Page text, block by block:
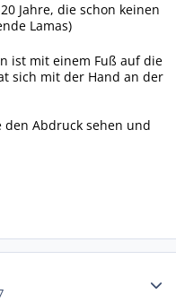
Jahre, die schon keinen
Lamas)
ist mit einem Fuß auf die
sich mit der Hand an der
den Abdruck sehen und